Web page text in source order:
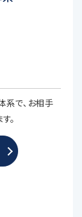
で、お相手
。